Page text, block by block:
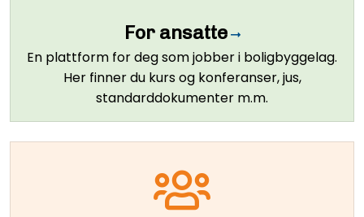
For ansatte
En plattform for deg som jobber i boligbyggelag.
Her finner du kurs og konferanser, jus,
standarddokumenter m.m.